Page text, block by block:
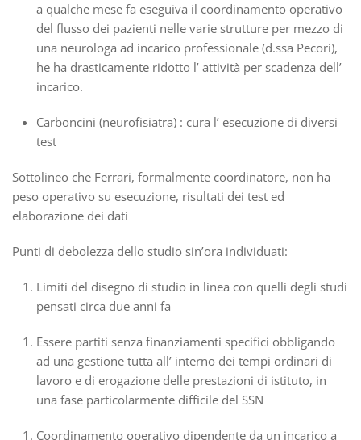
a qualche mese fa eseguiva il coordinamento operativo
del flusso dei pazienti nelle varie strutture per mezzo di
una neurologa ad incarico professionale (d.ssa Pecori),
he ha drasticamente ridotto l’ attività per scadenza dell’
incarico.
Carboncini (neurofisiatra) : cura l’ esecuzione di diversi
test
Sottolineo che Ferrari, formalmente coordinatore, non ha
peso operativo su esecuzione, risultati dei test ed
elaborazione dei dati
Punti di debolezza dello studio sin’ora individuati:
Limiti del disegno di studio in linea con quelli degli studi
pensati circa due anni fa
Essere partiti senza finanziamenti specifici obbligando
ad una gestione tutta all’ interno dei tempi ordinari di
lavoro e di erogazione delle prestazioni di istituto, in
una fase particolarmente difficile del SSN
Coordinamento operativo dipendente da un incarico a